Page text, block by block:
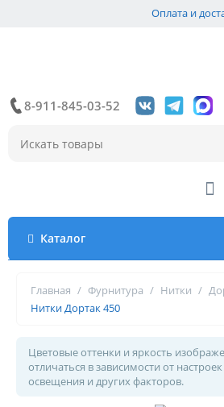
Оплата и
8-911-845-03-52
Каталог
Главная / Фурнитура / Нитки /
Нитки Дортак 450
Цветовые оттенки и яркость
отличаться в зависимости от
освещения и других факторов.